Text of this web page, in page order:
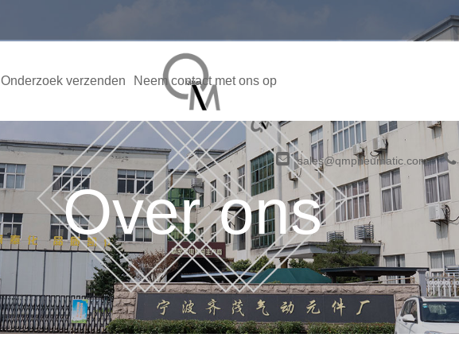
Onderzoek verzenden Neem contact met ons op
sales@qmpneumatic.com
Over ons